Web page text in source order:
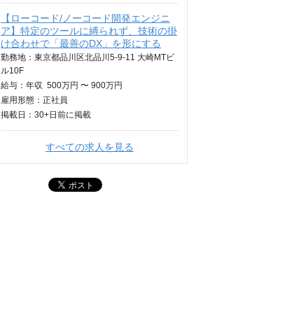
【ローコード/ノーコード開発エンジニ
ア】特定のツールに縛られず、技術の掛
け合わせで「最善のDX」を形にする
勤務地：東京都品川区北品川5-9-11 大崎MTビ
ル10F
給与： 年収 500万円 〜 900万円
雇用形態：正社員
掲載日： 30+日 前に掲載
すべての求人を見る